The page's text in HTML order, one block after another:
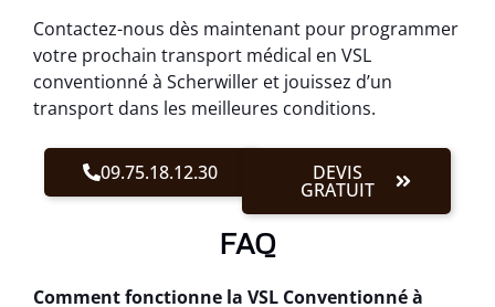
Contactez-nous dès maintenant pour programmer
votre prochain transport médical en VSL
conventionné à Scherwiller et jouissez d’un
transport dans les meilleures conditions.
09.75.18.12.30 DEVIS
GRATUIT
FAQ
Comment fonctionne la VSL Conventionné à